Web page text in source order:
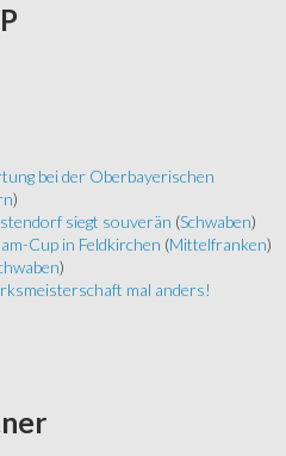
bei der Oberbayerischen
)
siegt souverän (Schwaben)
Cup in Feldkirchen (Mittelfranken)
)
mal anders!